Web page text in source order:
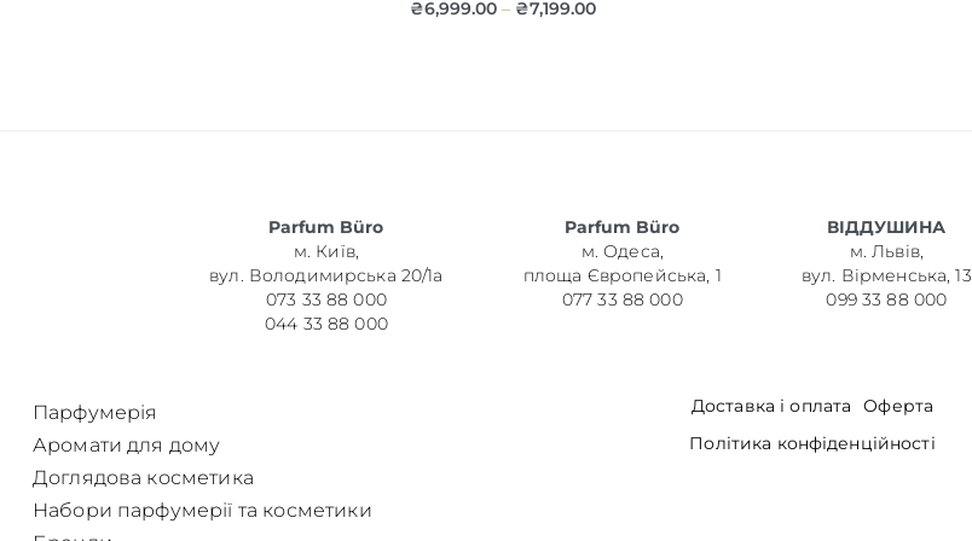
₴6,999.00 – ₴7,199.00
Parfum Büro
м. Київ,
вул. Володимирська 20/1а
073 33 88 000
044 33 88 000
Parfum Büro
м. Одеса,
площа Європейська, 1
077 33 88 000
ВІДДУШИНА
м. Львів,
вул. Вірменська, 13
099 33 88 000
Парфумерія
Аромати для дому
Доглядова косметика
Набори парфумерії та косметики
Доставка і оплата
Оферта
Політика конфіденційності